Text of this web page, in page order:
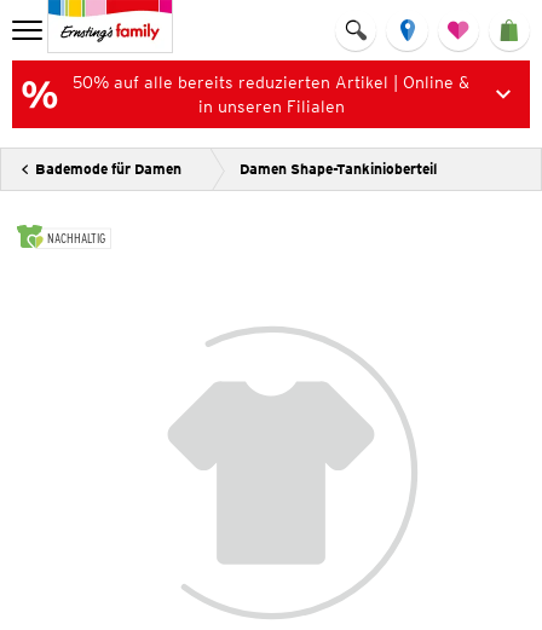
50% auf alle bereits reduzierten Artikel | Online &
in unseren Filialen
Bademode für Damen Damen Shape-Tankinioberteil
NACHHALTIG